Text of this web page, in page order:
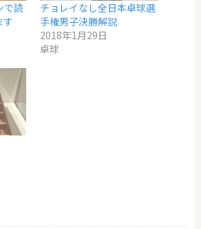
で読
す
チョレイなし全日本卓球選
手権男子決勝解説
2018年1月29日
卓球